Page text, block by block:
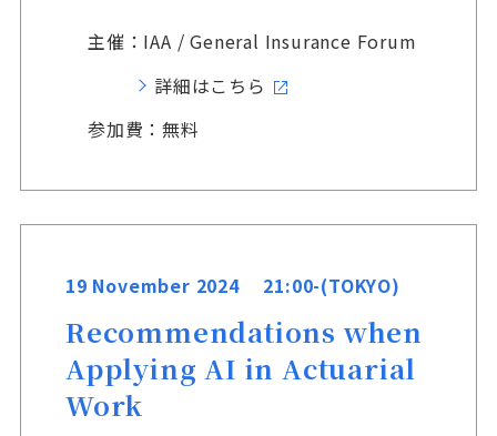
主催：IAA / General Insurance Forum
詳細はこちら
参加費：無料
19 November 2024 21:00-(TOKYO)
Recommendations when
Applying AI in Actuarial
Work